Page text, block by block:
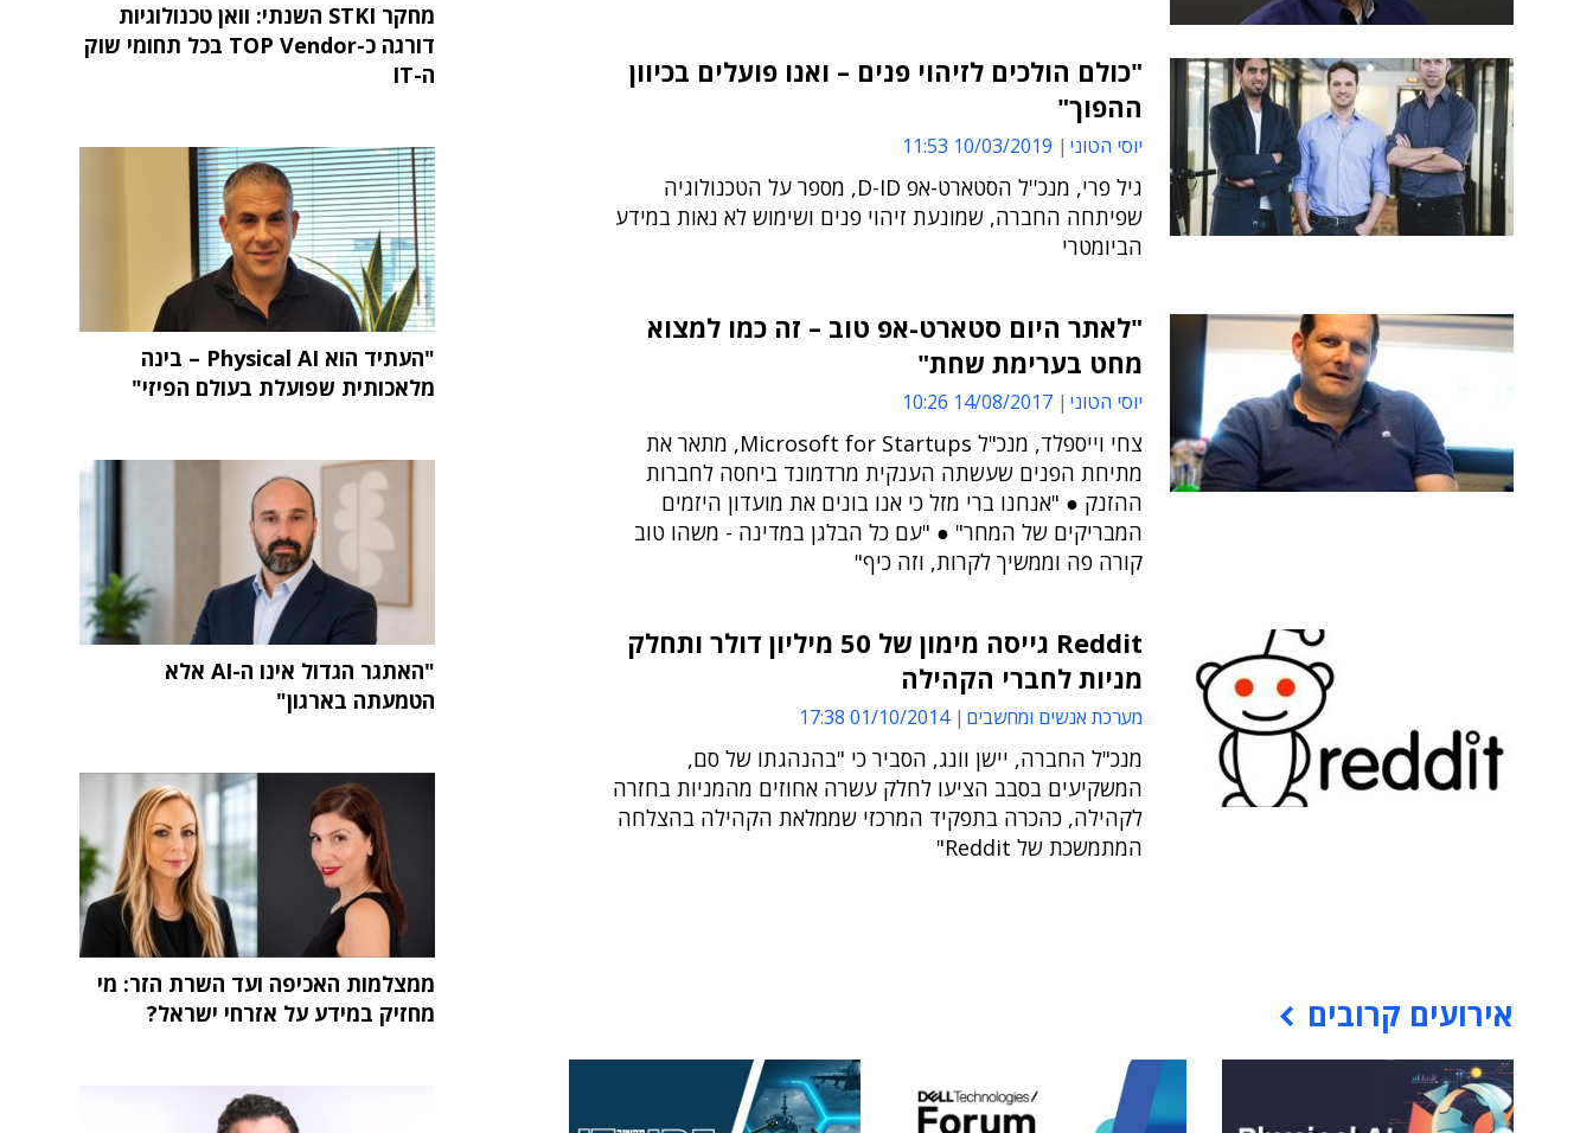
"כולם הולכים לזיהוי פנים – ואנו פועלים בכיוון
ההפוך"
יוסי הטוני 10/03/2019 11:53
גיל פרי, מנכ''ל הסטארט-אפ D-ID, מספר על הטכנולוגיה
שפיתחה החברה, שמונעת זיהוי פנים ושימוש לא נאות במידע
הביומטרי
"לאתר היום סטארט-אפ טוב – זה כמו למצוא
מחט בערימת שחת"
יוסי הטוני 14/08/2017 10:26
צחי וייספלד, מנכ"ל Microsoft for Startups, מתאר את
מתיחת הפנים שעשתה הענקית מרדמונד ביחסה לחברות
ההזנק ● "אנחנו ברי מזל כי אנו בונים את מועדון היזמים
המבריקים של המחר" ● "עם כל הבלגן במדינה - משהו טוב
קורה פה וממשיך לקרות, וזה כיף"
Reddit גייסה מימון של 50 מיליון דולר ותחלק
מניות לחברי הקהילה
מערכת אנשים ומחשבים 01/10/2014 17:38
מנכ"ל החברה, יישן וונג, הסביר כי "בהנהגתו של סם,
המשקיעים בסבב הציעו לחלק עשרה אחוזים מהמניות בחזרה
לקהילה, כהכרה בתפקיד המרכזי שממלאת הקהילה בהצלחה
המתמשכת של Reddit"
אירועים קרובים
מחקר STKI השנתי: וואן טכנולוגיות
דורגה כ-TOP Vendor בכל תחומי שוק
ה-IT
"העתיד הוא Physical AI – בינה
מלאכותית שפועלת בעולם הפיזי"
"האתגר הגדול אינו ה-AI אלא
הטמעתה בארגון"
ממצלמות האכיפה ועד השרת הזר: מי
מחזיק במידע על אזרחי ישראל?